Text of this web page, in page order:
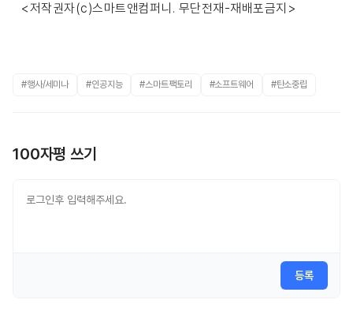
<저작권자(c)스마트앤컴퍼니. 무단전재-재배포금지>
#행사/세미나 #인공지능 #스마트팩토리 #소프트웨어 #탄소중립
100자평 쓰기
등록